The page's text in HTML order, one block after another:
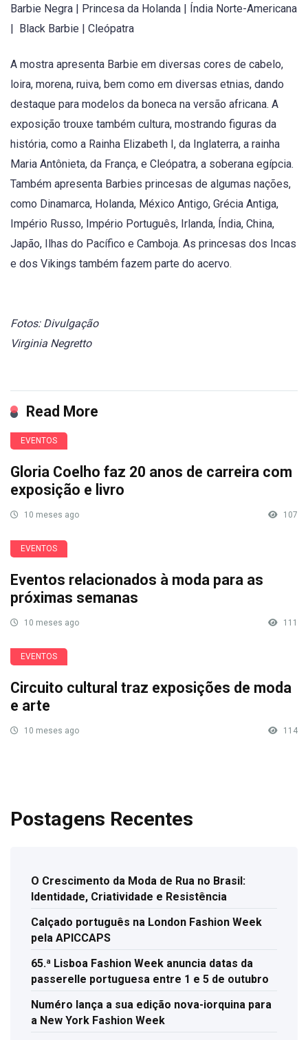
Barbie Negra | Princesa da Holanda | Índia Norte-Americana
| Black Barbie | Cleópatra
A mostra apresenta Barbie em diversas cores de cabelo,
loira, morena, ruiva, bem como em diversas etnias, dando
destaque para modelos da boneca na versão africana. A
exposição trouxe também cultura, mostrando figuras da
história, como a Rainha Elizabeth I, da Inglaterra, a rainha
Maria Antônieta, da França, e Cleópatra, a soberana egípcia.
Também apresenta Barbies princesas de algumas nações,
como Dinamarca, Holanda, México Antigo, Grécia Antiga,
Império Russo, Império Português, Irlanda, Índia, China,
Japão, Ilhas do Pacífico e Camboja. As princesas dos Incas
e dos Vikings também fazem parte do acervo.
Fotos: Divulgação
Virginia Negretto
Read More
EVENTOS
Gloria Coelho faz 20 anos de carreira com
exposição e livro
10 meses ago 107
EVENTOS
Eventos relacionados à moda para as
próximas semanas
10 meses ago 111
EVENTOS
Circuito cultural traz exposições de moda
e arte
10 meses ago 114
Postagens Recentes
O Crescimento da Moda de Rua no Brasil:
Identidade, Criatividade e Resistência
Calçado português na London Fashion Week
pela APICCAPS
65.ª Lisboa Fashion Week anuncia datas da
passerelle portuguesa entre 1 e 5 de outubro
Numéro lança a sua edição nova-iorquina para
a New York Fashion Week